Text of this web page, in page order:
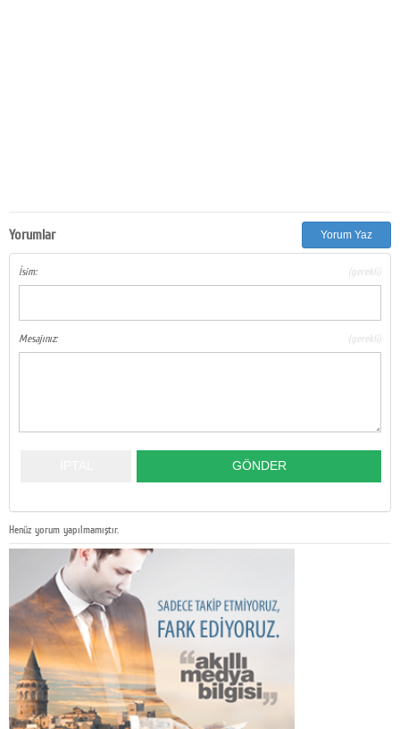
Yorumlar Yorum Yaz
İsim: (gerekli)
Mesajınız: (gerekli)
Henüz yorum yapılmamıştır.